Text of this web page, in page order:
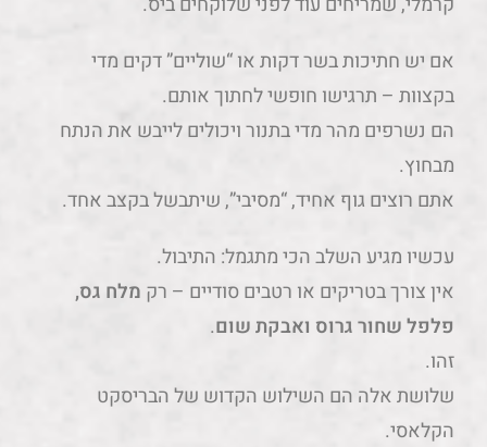
אם יש חתיכות בשר דקות או “שוליים” דקים מדי
בקצוות – תרגישו חופשי לחתוך אותם.
הם נשרפים מהר מדי בתנור ויכולים לייבש את הנתח
מבחוץ.
אתם רוצים גוף אחיד, “מסיבי”, שיתבשל בקצב אחד.
עכשיו מגיע השלב הכי מתגמל: התיבול.
אין צורך בטריקים או רטבים סודיים – רק מלח גס,
פלפל שחור גרוס ואבקת שום.
זהו.
שלושת אלה הם השילוש הקדוש של הבריסקט
הקלאסי.